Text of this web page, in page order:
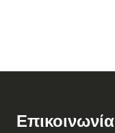
Επικοινωνία